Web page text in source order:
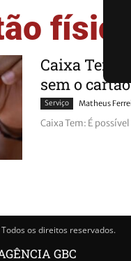
físico
Caixa Tem:
sem o
Serviço Matheus
Caixa Tem: É
os direitos reservados.
GBC